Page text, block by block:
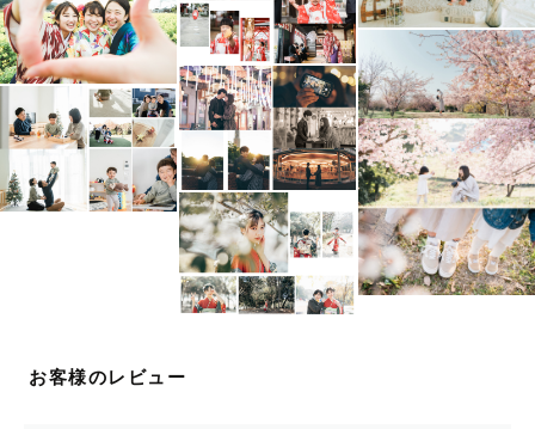
午前：9時・9時半・10時・10時半
午後：13時半、14時・14時半・15時・15時半・16時
-----------------------------------------------------------
-------------
◎交通費超過なし対応地域◎
直方市・大野城市・太宰府市・柳川市・*その他周辺地
お客様のレビュー